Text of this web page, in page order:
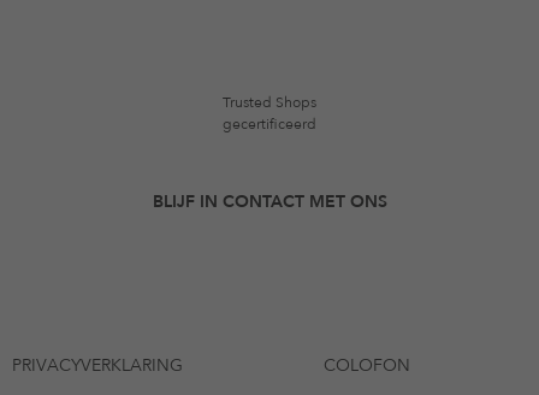
Trusted Shops
gecertificeerd
BLIJF IN CONTACT MET ONS
PRIVACYVERKLARING COLOFON